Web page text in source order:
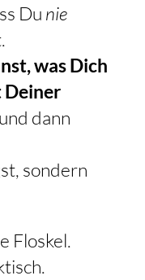
Du nie
was Dich
Deiner
dann
sondern
Floskel.